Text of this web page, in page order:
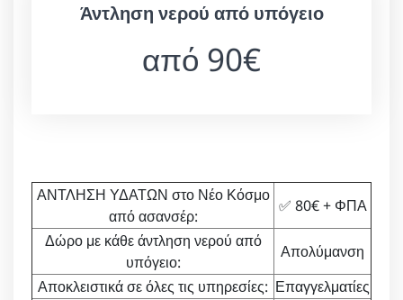
Άντληση νερού από υπόγειο
από 90€
ΑΝΤΛΗΣΗ ΥΔΑΤΩΝ στο Νέο Κόσμο
από ασανσέρ:
✅ 80€ + ΦΠΑ
Δώρο με κάθε άντληση νερού από
υπόγειο:
Απολύμανση
Αποκλειστικά σε όλες τις υπηρεσίες: Επαγγελματίες